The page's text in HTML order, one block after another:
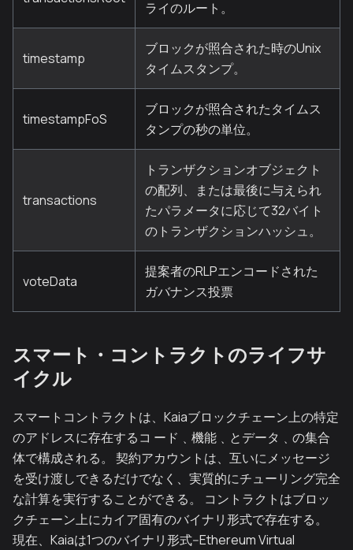
ライのルート。
timestamp
ブロックが照合された時のUnix
タイムスタンプ。
timestampFoS
ブロックが照合されたタイムス
タンプの秒の単位。
transactions
トランザクションオブジェクト
の配列、または最後に与えられ
たパラメータに応じて32バイト
のトランザクションハッシュ。
voteData
提案者のRLPエンコードされた
ガバナンス投票
スマート・コントラクトのライフサ
イクル
スマートコントラクトは、Kaiaブロックチェーン上の特定
のアドレスに存在するコ ード﹑機能﹑とデータ﹑の集合
体で構成される。 契約アカウントは、互いにメッセージ
を受け渡しできるだけでなく、実質的にチューリング完全
な計算を実行することができる。 コントラクトはブロッ
クチェーン上にカイア固有のバイナリ形式で存在する。
現在、Kaiaは1つのバイナリ形式--Ethereum Virtual